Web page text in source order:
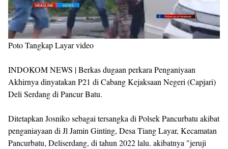
Poto Tangkap Layar video
INDOKOM NEWS | Berkas dugaan perkara Penganiyaan
Akhirnya dinyatakan P21 di Cabang Kejaksaan Negeri (Capjari)
Deli Serdang di Pancur Batu.
Ditetapkan Josniko sebagai tersangka di Polsek Pancurbatu akibat
penganiayaan di Jl Jamin Ginting, Desa Tiang Layar, Kecamatan
Pancurbatu, Deliserdang, di tahun 2022 lalu. akibatnya "jeruji